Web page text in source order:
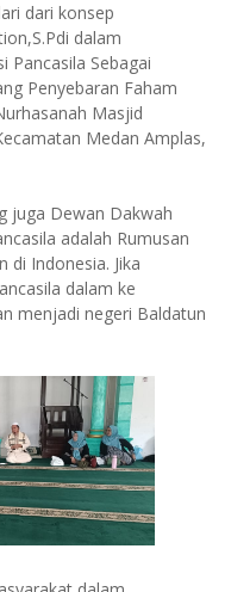
dari konsep
dalam
Pancasila Sebagai
Penyebaran Faham
Masjid
Medan Amplas,
juga Dewan Dakwah
adalah Rumusan
di Indonesia. Jika
dalam ke
menjadi negeri Baldatun